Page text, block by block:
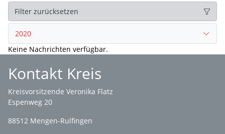
Filter zurücksetzen
2020
Keine Nachrichten verfügbar.
Kontakt Kreis
Kreisvorsitzende Veronika Flatz
Espenweg 20
88512 Mengen-Rulfingen